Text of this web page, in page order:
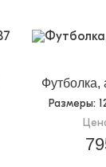
Футболка,
Размеры: